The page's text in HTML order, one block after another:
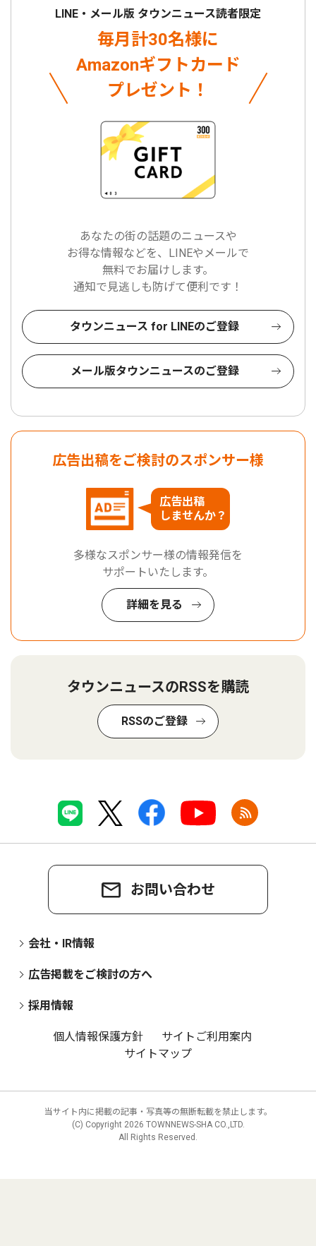
LINE・メール版 タウンニュース読者限定
毎月計30名様に
Amazonギフトカード
プレゼント！
あなたの街の話題のニュースや
お得な情報などを、LINEやメールで
無料でお届けします。
通知で見逃しも防げて便利です！
タウンニュース for LINEのご登録
メール版タウンニュースのご登録
広告出稿をご検討のスポンサー様
広告出稿
しませんか？
多様なスポンサー様の情報発信を
サポートいたします。
詳細を見る
タウンニュースのRSSを購読
RSSのご登録
お問い合わせ
会社・IR情報
広告掲載をご検討の方へ
採用情報
個人情報保護方針
サイトご利用案内
サイトマップ
当サイト内に掲載の記事・写真等の無断転載を禁止します。
(C) Copyright 2026 TOWNNEWS-SHA CO.,LTD.
All Rights Reserved.